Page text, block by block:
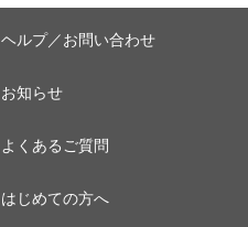
ヘルプ／お問い合わせ
お知らせ
よくあるご質問
はじめての方へ